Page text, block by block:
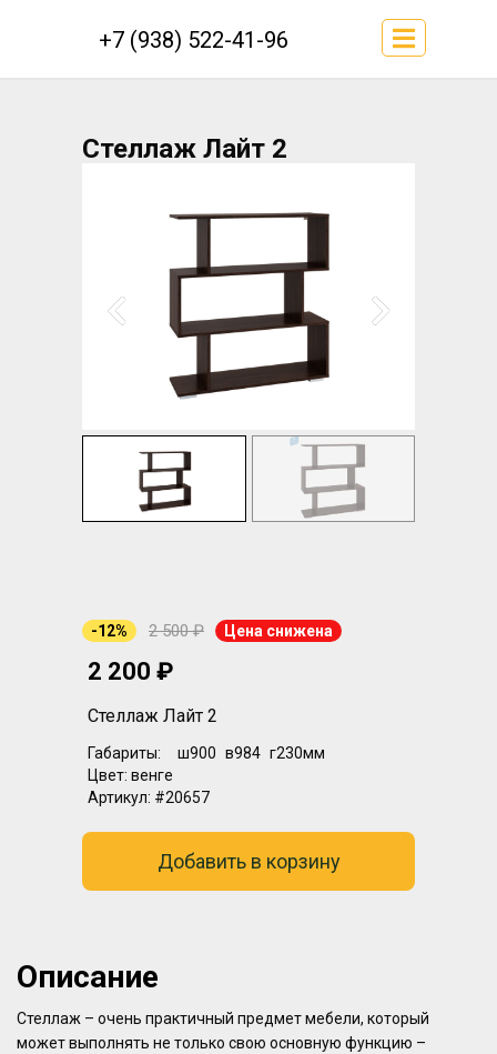
+7 (938) 522-41-96
Стеллаж Лайт 2
-12% 2 500 ₽ Цена снижена
2 200 ₽
Стеллаж Лайт 2
Габариты: ш900 в984 г230мм
Цвет: венге
Артикул: #20657
Добавить в корзину
Описание
Стеллаж – очень практичный предмет мебели, который
может выполнять не только свою основную функцию –